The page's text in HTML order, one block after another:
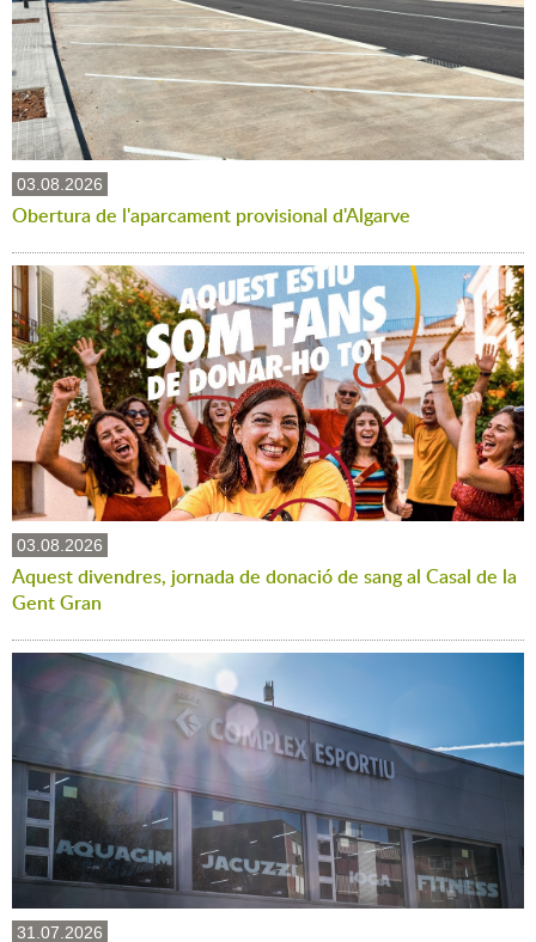
03.08.2026
Obertura de l'aparcament provisional d'Algarve
03.08.2026
Aquest divendres, jornada de donació de sang al Casal de la
Gent Gran
31.07.2026